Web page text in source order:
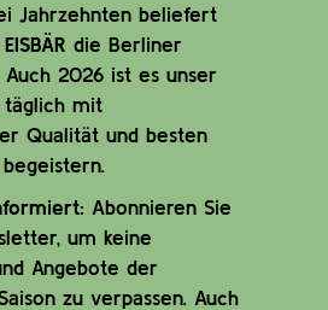
Jahrzehnten beliefert
die Berliner
2026 ist es unser
täglich mit
Qualität und besten
Abonnieren Sie
um keine
Angebote der
zu verpassen. Auch